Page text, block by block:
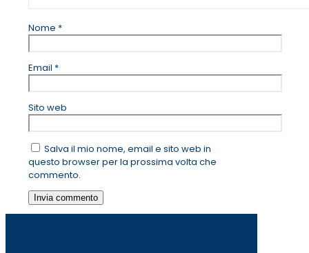
Nome *
Email *
Sito web
Salva il mio nome, email e sito web in
questo browser per la prossima volta che
commento.